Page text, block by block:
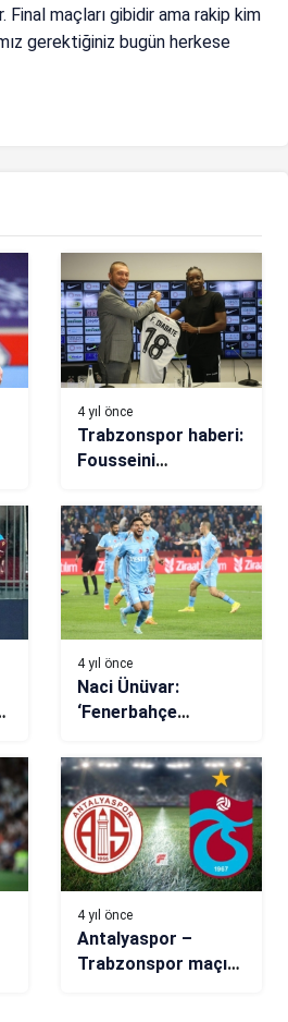
Final maçları gibidir ama rakip kim
gerektiğiniz bugün herkese
4 yıl önce
Trabzonspor haberi:
Fousseini
Partizan’a 3 yıllık
imza
4 yıl önce
Naci Ünüvar:
‘Fenerbahçe
olmalıyız’
4 yıl önce
Antalyaspor –
Trabzonspor maçı